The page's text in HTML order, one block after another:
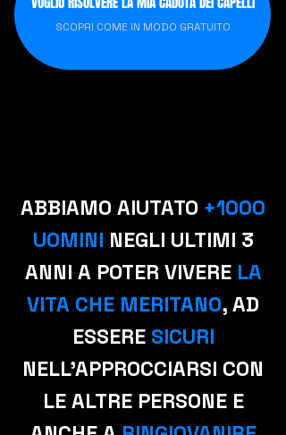
SCOPRI COME IN MODO GRATUITO
ABBIAMO AIUTATO +1000
UOMINI NEGLI ULTIMI 3
ANNI A POTER VIVERE LA
VITA CHE MERITANO, AD
ESSERE SICURI
NELL'APPROCCIARSI CON
LE ALTRE PERSONE E